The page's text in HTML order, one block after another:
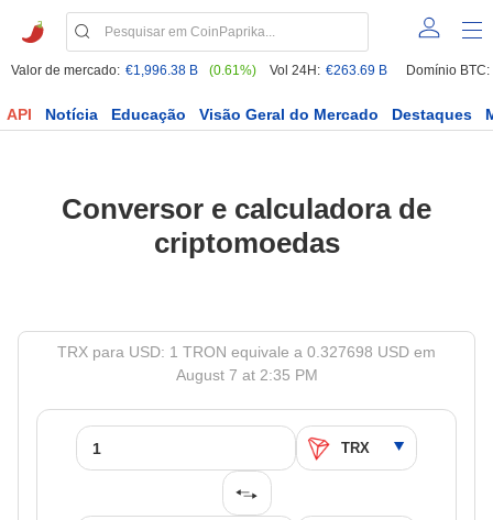
Valor de mercado: €1,996.38 B (0.61%) Vol 24H: €263.69 B Domínio BTC:
API Notícia Educação Visão Geral do Mercado Destaques
Conversor e calculadora de
criptomoedas
TRX para USD: 1 TRON equivale a 0.327698 USD em
August 7 at 2:35 PM